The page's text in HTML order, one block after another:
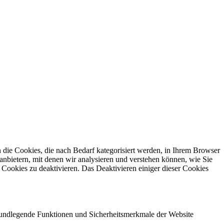
Cookies, die nach Bedarf kategorisiert werden, in Ihrem Browser
mit denen wir analysieren und verstehen können, wie Sie
zu deaktivieren. Das Deaktivieren einiger dieser Cookies
Funktionen und Sicherheitsmerkmale der Website